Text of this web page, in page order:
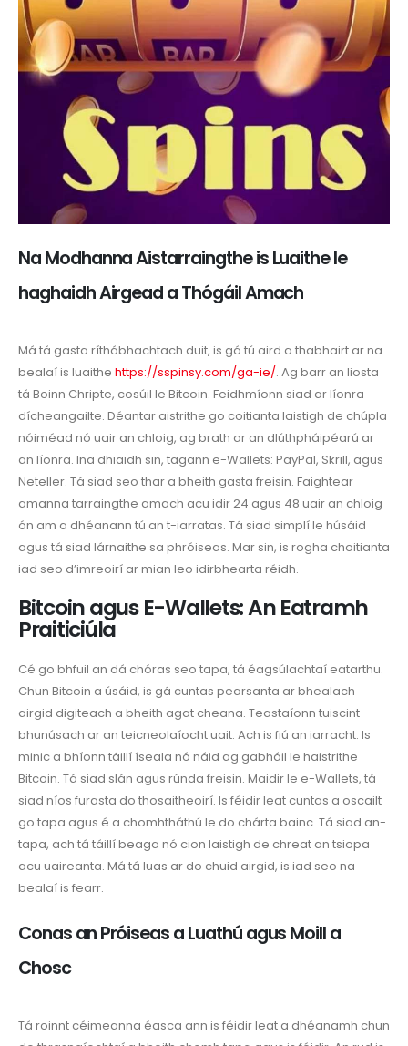
Na Modhanna Aistarraingthe is Luaithe le
haghaidh Airgead a Thógáil Amach
Má tá gasta ríthábhachtach duit, is gá tú aird a thabhairt ar na
bealaí is luaithe https://sspinsy.com/ga-ie/. Ag barr an liosta
tá Boinn Chripte, cosúil le Bitcoin. Feidhmíonn siad ar líonra
dícheangailte. Déantar aistrithe go coitianta laistigh de chúpla
nóiméad nó uair an chloig, ag brath ar an dlúthpháipéarú ar
an líonra. Ina dhiaidh sin, tagann e-Wallets: PayPal, Skrill, agus
Neteller. Tá siad seo thar a bheith gasta freisin. Faightear
amanna tarraingthe amach acu idir 24 agus 48 uair an chloig
ón am a dhéanann tú an t-iarratas. Tá siad simplí le húsáid
agus tá siad lárnaithe sa phróiseas. Mar sin, is rogha choitianta
iad seo d’imreoirí ar mian leo idirbhearta réidh.
Bitcoin agus E-Wallets: An Eatramh
Praiticiúla
Cé go bhfuil an dá chóras seo tapa, tá éagsúlachtaí eatarthu.
Chun Bitcoin a úsáid, is gá cuntas pearsanta ar bhealach
airgid digiteach a bheith agat cheana. Teastaíonn tuiscint
bhunúsach ar an teicneolaíocht uait. Ach is fiú an iarracht. Is
minic a bhíonn táillí íseala nó náid ag gabháil le haistrithe
Bitcoin. Tá siad slán agus rúnda freisin. Maidir le e-Wallets, tá
siad níos furasta do thosaitheoirí. Is féidir leat cuntas a oscailt
go tapa agus é a chomhtháthú le do chárta bainc. Tá siad an-
tapa, ach tá táillí beaga nó cion laistigh de chreat an tsiopa
acu uaireanta. Má tá luas ar do chuid airgid, is iad seo na
bealaí is fearr.
Conas an Próiseas a Luathú agus Moill a
Chosc
Tá roinnt céimeanna éasca ann is féidir leat a dhéanamh chun